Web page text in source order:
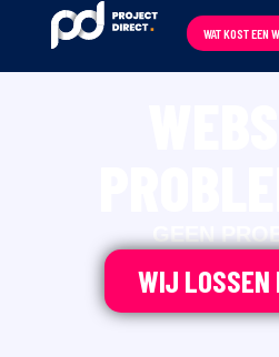
WAT KOST EEN
GEEN
WIJ LOSSEN